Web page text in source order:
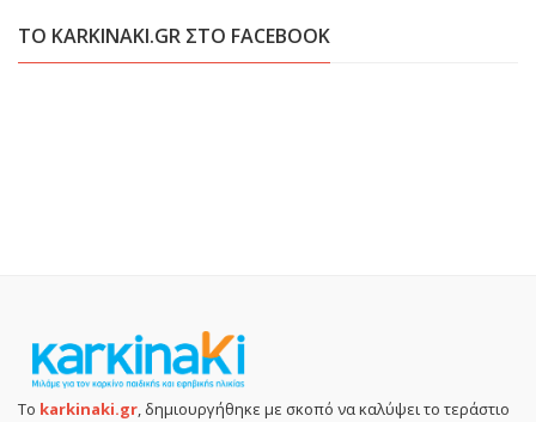
ΤΟ KARKINAKI.GR ΣΤΟ FACEBOOK
Το karkinaki.gr , δημιουργήθηκε με σκοπό να καλύψει το τεράστιο